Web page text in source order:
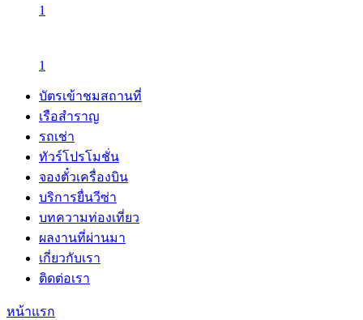
1
1
บัตรเข้าชมสถานที่
เรือสำราญ
รถเช่า
ทัวร์โปรโมชั่น
จองตั๋วเครื่องบิน
บริการยื่นวีซ่า
บทความท่องเที่ยว
ผลงานที่ผ่านมา
เกี่ยวกับเรา
ติดต่อเรา
หน้าแรก